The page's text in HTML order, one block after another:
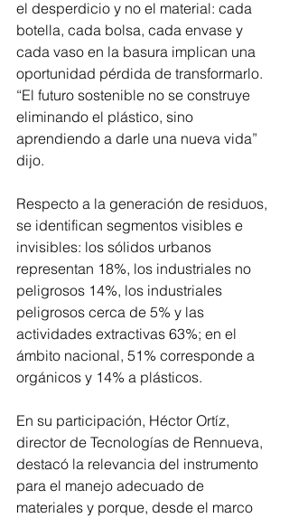
el desperdicio y no el material: cada
botella, cada bolsa, cada envase y
cada vaso en la basura implican una
oportunidad pérdida de transformarlo.
“El futuro sostenible no se construye
eliminando el plástico, sino
aprendiendo a darle una nueva vida”
dijo.
Respecto a la generación de residuos,
se identifican segmentos visibles e
invisibles: los sólidos urbanos
representan 18%, los industriales no
peligrosos 14%, los industriales
peligrosos cerca de 5% y las
actividades extractivas 63%; en el
ámbito nacional, 51% corresponde a
orgánicos y 14% a plásticos.
En su participación, Héctor Ortíz,
director de Tecnologías de Rennueva,
destacó la relevancia del instrumento
para el manejo adecuado de
materiales y porque, desde el marco